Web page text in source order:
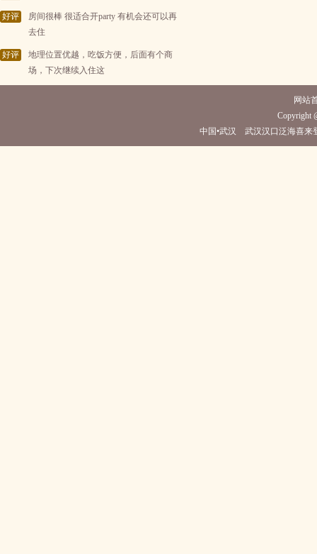
好评
房间很棒 很适合开party 有机会还可以再
去住
好评
地理位置优越，吃饭方便，后面有个商
场，下次继续入住这
网站
Copyright
中国•武汉 武汉汉口泛海喜来